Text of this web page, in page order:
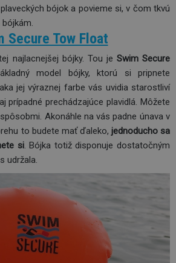
bójok a povieme si, v čom tkvú
Secure Tow Float
najlacnejšej bójky. Tou je Swim Secure
model bójky, ktorú si pripnete
jej výraznej farbe vás uvidia starostliví
prípadné prechádzajúce plavidlá. Môžete
Akonáhle na vás padne únava v
to budete mať ďaleko, jednoducho sa
si. Bójka totiž disponuje dostatočným
udržala.